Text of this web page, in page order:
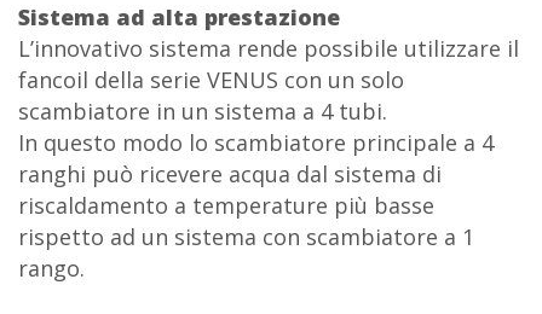
Sistema ad alta prestazione
L’innovativo sistema rende possibile utilizzare il
fancoil della serie VENUS con un solo
scambiatore in un sistema a 4 tubi.
In questo modo lo scambiatore principale a 4
ranghi può ricevere acqua dal sistema di
riscaldamento a temperature più basse
rispetto ad un sistema con scambiatore a 1
rango.